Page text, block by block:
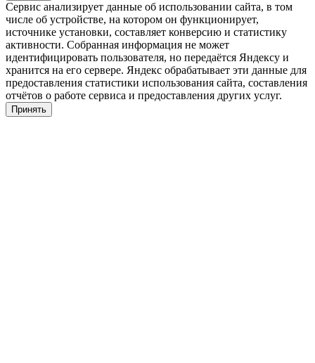
Сервис анализирует данные об использовании сайта, в том
числе об устройстве, на котором он функционирует,
источнике установки, составляет конверсию и статистику
активности. Собранная информация не может
идентифицировать пользователя, но передаётся Яндексу и
хранится на его сервере. Яндекс обрабатывает эти данные для
предоставления статистики использования сайта, составления
отчётов о работе сервиса и предоставления других услуг.
Принять